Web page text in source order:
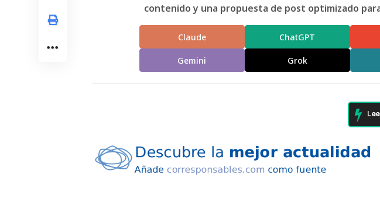
contenido y una propuesta de post optimizado
Claude ChatGPT
Gemini Grok